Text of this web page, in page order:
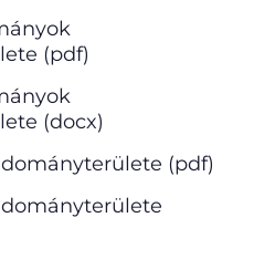
(pdf)
(docx)
(pdf)